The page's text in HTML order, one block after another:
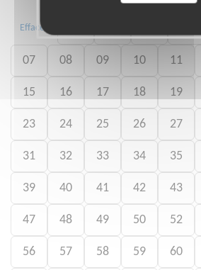
Effacer
07 08 09 10 11
15 16 17 18 19
23 24 25 26 27
31 32 33 34 35
39 40 41 42 43
47 48 49 50 52
56 57 58 59 60